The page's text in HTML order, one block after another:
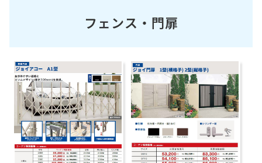
フェンス・門扉